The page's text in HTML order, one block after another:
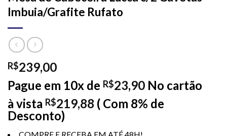
Imbuia/Grafite Rufato
R$239,00
Pague em 10x de R$23,90 No cartão
à vista R$219,88 ( Com 8% de
Desconto)
COMPRE E RECEBA EM ATÉ 48H!